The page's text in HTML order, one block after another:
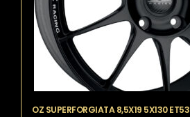
OZ SUPERFORGIATA 8,5X19 5X130 ET53